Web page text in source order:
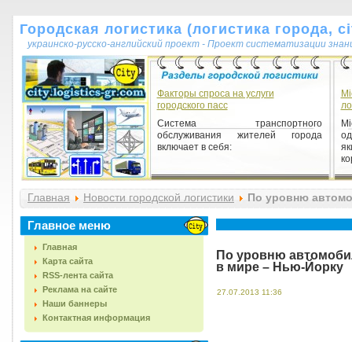
Городская логистика (логистика города,
украинско-русско-английский проект - Проект систематизации
Факторы спроса на услуги
городского пасс
Система транспортного
обслуживания жителей города
включает в себя:
Главная Новости городской логистики По уровню
Главное меню
Главная
Карта сайта
RSS-лента сайта
Реклама на сайте
Наши баннеры
Контактная информация
По уровню
в мире – Нью-Йорку
27.07.2013 11:36